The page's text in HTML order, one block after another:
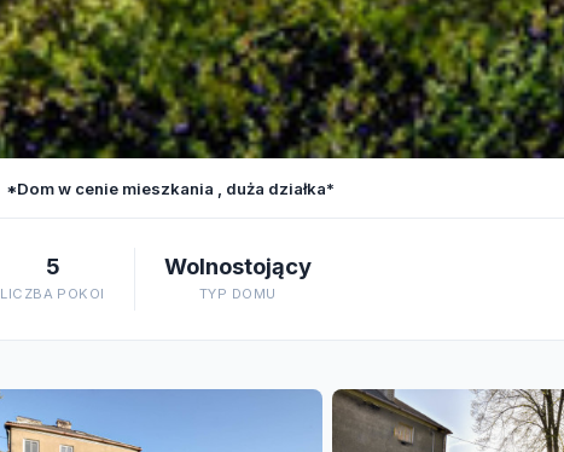
*Dom w cenie mieszkania , duża działka*
5
LICZBA POKOI
Wolnostojący
TYP DOMU